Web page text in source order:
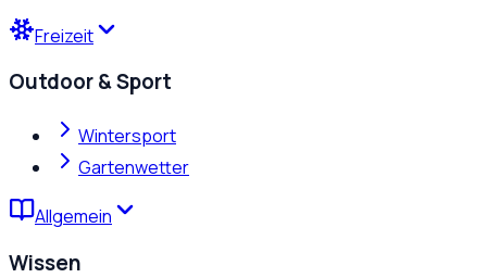
Freizeit
Outdoor & Sport
Wintersport
Gartenwetter
Allgemein
Wissen